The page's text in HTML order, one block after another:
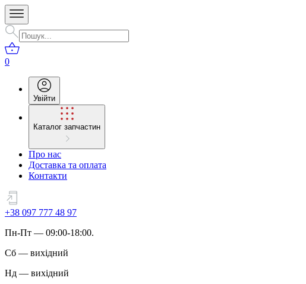
0
Увійти
Каталог запчастин
Про нас
Доставка та оплата
Контакти
+38 097 777 48 97
Пн-Пт — 09:00-18:00.
Сб — вихідний
Нд — вихідний